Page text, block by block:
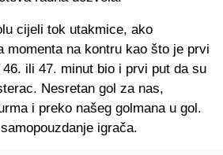
cijeli tok utakmice, ako
momenta na kontru kao što je prvi
ili 47. minut bio i prvi put da su
Nesretan gol za nas,
i preko našeg golmana u gol.
igrača.